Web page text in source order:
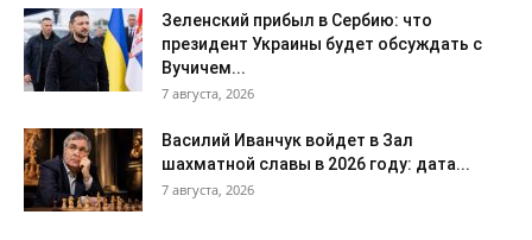
Зеленский прибыл в Сербию: что
президент Украины будет обсуждать с
Вучичем...
7 августа, 2026
Василий Иванчук войдет в Зал
шахматной славы в 2026 году: дата...
7 августа, 2026